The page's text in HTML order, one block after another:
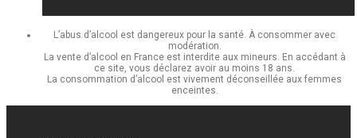
L’abus d’alcool est dangereux pour la santé. À consommer avec
modération.
La vente d’alcool en France est interdite aux mineurs. En accédant à
ce site, vous déclarez avoir au moins 18 ans.
La consommation d’alcool est vivement déconseillée aux femmes
enceintes.